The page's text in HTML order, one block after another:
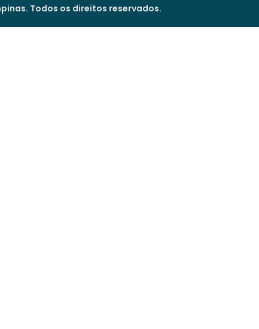
Todos os direitos reservados.